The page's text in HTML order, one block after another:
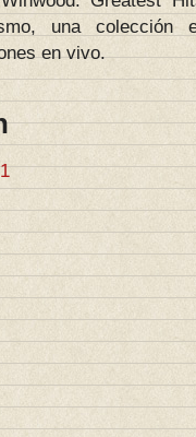
una colección
en vivo.